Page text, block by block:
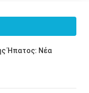
Ήπατος: Νέα